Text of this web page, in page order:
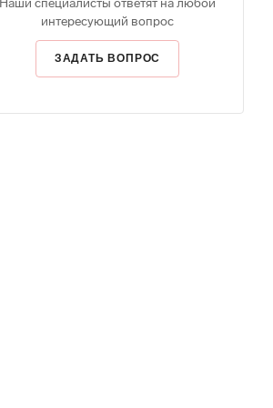
Наши специалисты ответят на любой
интересующий вопрос
ЗАДАТЬ ВОПРОС